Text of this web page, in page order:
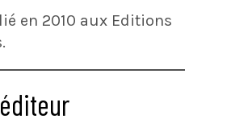
en 2010 aux Editions